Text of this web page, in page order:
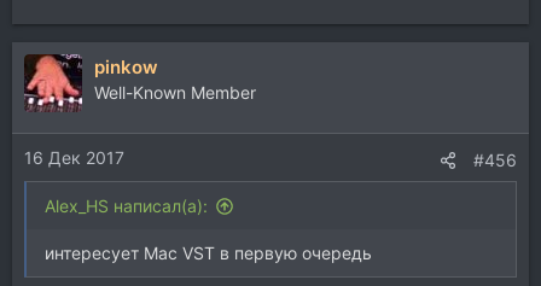
pinkow
Well-Known Member
16 Дек 2017 #456
Alex_HS написал(а):
интересует Mac VST в первую очередь